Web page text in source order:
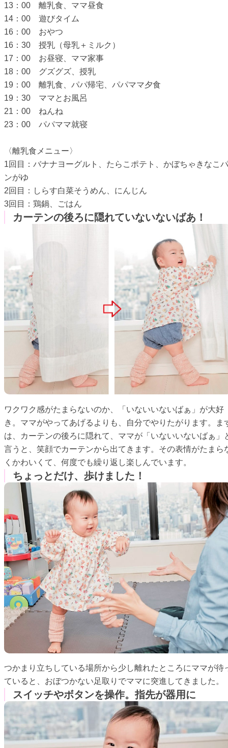
13：00 離乳食、ママ昼食
14：00 遊びタイム
16：00 おやつ
16：30 授乳（母乳＋ミルク）
17：00 お昼寝、ママ家事
18：00 グズグズ、授乳
19：00 離乳食、パパ帰宅、パパママ夕食
19：30 ママとお風呂
21：00 ねんね
23：00 パパママ就寝
〈離乳食メニュー〉
1回目：バナナヨーグルト、たらこポテト、かぼちゃきなこパ
ンがゆ
2回目：しらす白菜そうめん、にんじん
3回目：鶏鍋、ごはん
カーテンの後ろに隠れていないないばあ！
ワクワク感がたまらないのか、「いないいないばぁ」が大好
き。ママがやってあげるよりも、自分でやりたがります。ま
は、カーテンの後ろに隠れて、ママが「いないいないばぁ」
言うと、笑顔でカーテンから出てきます。その表情がたまら
くかわいくて、何度でも繰り返し楽しんでいます。
ちょっとだけ、歩けました！
つかまり立ちしている場所から少し離れたところにママが待
ていると、おぼつかない足取りでママに突進してきました。
スイッチやボタンを操作。指先が器用に